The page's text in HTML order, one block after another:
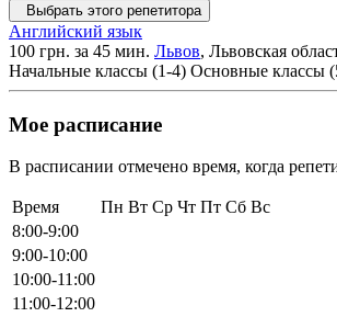
Выбрать этого репетитора
Английский язык
100 грн. за 45 мин. Львов, Львовская
Начальные классы (1-4) Основные классы
Мое расписание
В расписании отмечено время, когда
Время Пн Вт Ср Чт Пт Сб Вс
8:00-9:00
9:00-10:00
10:00-11:00
11:00-12:00